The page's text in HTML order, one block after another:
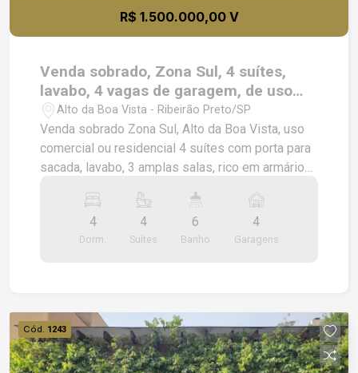
R$ 1.500.000,00 V
Venda sobrado, Zona Sul, 4 suítes,
lavabo, 4 vagas de garagem, de uso
comercial ou residencial
Alto da Boa Vista - Ribeirão Preto/SP
Venda sobrado Zona Sul, Alto da Boa Vista, uso
comercial ou residencial 4 suítes com porta para
sacada, lavabo, 3 amplas salas, rico em armários
churrasqueira, amplo quintal banheiro de
funcionário
4
Dorm.
4
Suítes
6
Banho
4
Garagens
Cód. 1243